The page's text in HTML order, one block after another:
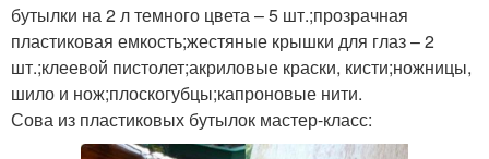
бутылки на 2 л темного цвета – 5 шт.;прозрачная
пластиковая емкость;жестяные крышки для глаз – 2
шт.;клеевой пистолет;акриловые краски, кисти;ножницы,
шило и нож;плоскогубцы;капроновые нити.
Сова из пластиковых бутылок мастер-класс: